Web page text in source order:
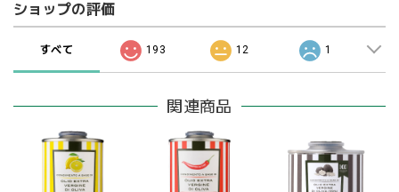
ショップの評価
すべて 193 12 1
関連商品